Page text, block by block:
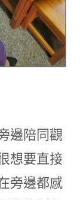
邊陪同觀
想要直接
旁邊都感